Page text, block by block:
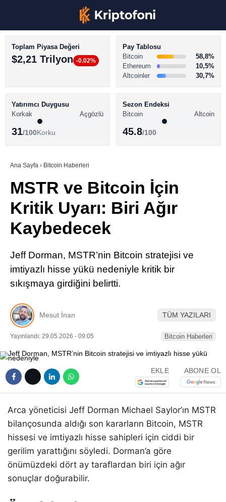
Youtube
TikTok
LinkedIn
BİTCOİN HABERLERİ
ALTCOİN HABERLERİ
SÖZLÜK
Toplam Piyasa Değeri
$2,21 Trilyon -0.02%
Pay Tablosu
Bitcoin
58,8%
Ethereum
10,5%
Altcoinler
30,7%
Yatırımcı Duygusu
Korkak
Açgözlü
31/100Korku
Sezon Endeksi
Bitcoin
Altcoin
45.8/100
Ana Sayfa › Bitcoin Haberleri
MSTR ve Bitcoin İçin
Kritik Uyarı: Biri Ağır
Kaybedecek
Jeff Dorman, MSTR’nin Bitcoin stratejisi ve
imtiyazlı hisse yükü nedeniyle kritik bir
sıkışmaya girdiğini belirtti.
Mesut İnan TÜM YAZILARI
Yayınlandı: 29.05.2026 - 09:05 Bitcoin Haberleri
EKLE ABONE OL
Arca yöneticisi Jeff Dorman Michael Saylor’ın MSTR
bilançosunda aldığı son kararların Bitcoin, MSTR
hissesi ve imtiyazlı hisse sahipleri için ciddi bir
gerilim yarattığını söyledi. Dorman’a göre
önümüzdeki dört ay taraflardan biri için ağır
sonuçlar doğurabilir.